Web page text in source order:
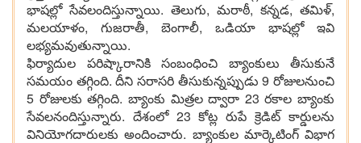
భాష‌ల్లో సేవ‌లందిస్తున్నాయి. తెలుగు, మ‌రాఠీ, క‌న్న‌డ‌, త‌మిళ్‌,
మ‌ల‌యాళం, గుజ‌రాతీ, బెంగాలీ, ఒడియా భాష‌ల్లో ఇవి
ల‌భ్య‌మ‌వుతున్నాయి.
ఫిర్యాదుల ప‌రిష్కారానికి సంబంధించి బ్యాంకులు తీసుకునే
స‌మ‌యం త‌గ్గింది. దీని స‌రాస‌రి తీసుకున్న‌ప్పుడు 9 రోజుల‌నుంచి
5 రోజుల‌కు త‌గ్గింది. బ్యాంకు మిత్ర‌ల ద్వారా 23 ర‌కాల బ్యాంకు
సేవ‌ల‌నందిస్తున్నారు. దేశంలో 23 కోట్ల రుపే క్రెడిట్ కార్డుల‌ను
వినియోగ‌దారుల‌కు అందించారు. బ్యాంకుల మార్కెటింగ్ విభాగ